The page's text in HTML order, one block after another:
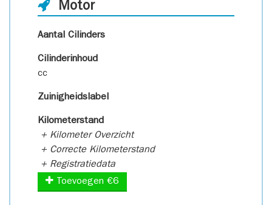
Motor
Aantal Cilinders
Cilinderinhoud
cc
Zuinigheidslabel
Kilometerstand
+ Kilometer Overzicht
+ Correcte Kilometerstand
+ Registratiedata
Toevoegen €6